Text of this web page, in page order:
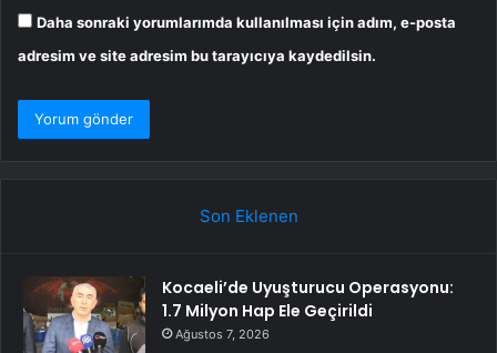
Daha sonraki yorumlarımda kullanılması için adım, e-posta
adresim ve site adresim bu tarayıcıya kaydedilsin.
Son Eklenen
Kocaeli’de Uyuşturucu Operasyonu:
1.7 Milyon Hap Ele Geçirildi
Ağustos 7, 2026